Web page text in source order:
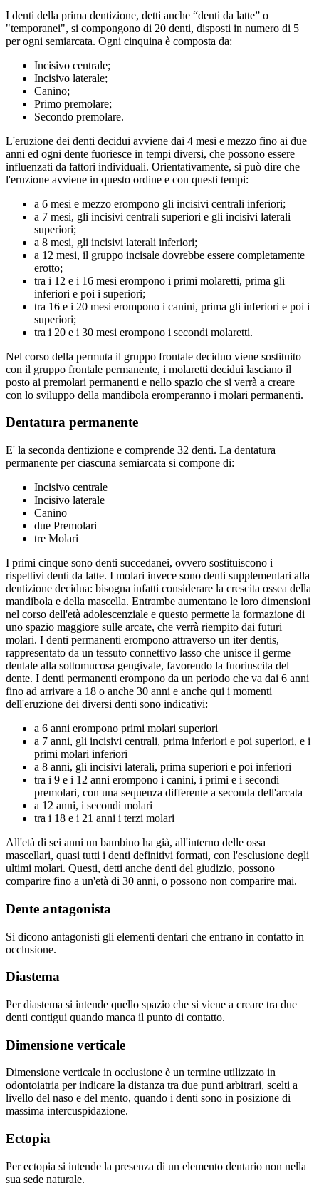
I denti della prima dentizione, detti anche “denti da latte” o
"temporanei", si compongono di 20 denti, disposti in numero di 5
per ogni semiarcata. Ogni cinquina è composta da:
Incisivo centrale;
Incisivo laterale;
Canino;
Primo premolare;
Secondo premolare.
L'eruzione dei denti decidui avviene dai 4 mesi e mezzo fino ai due
anni ed ogni dente fuoriesce in tempi diversi, che possono essere
influenzati da fattori individuali. Orientativamente, si può dire che
l'eruzione avviene in questo ordine e con questi tempi:
a 6 mesi e mezzo erompono gli incisivi centrali inferiori;
a 7 mesi, gli incisivi centrali superiori e gli incisivi laterali
superiori;
a 8 mesi, gli incisivi laterali inferiori;
a 12 mesi, il gruppo incisale dovrebbe essere completamente
erotto;
tra i 12 e i 16 mesi erompono i primi molaretti, prima gli
inferiori e poi i superiori;
tra 16 e i 20 mesi erompono i canini, prima gli inferiori e poi i
superiori;
tra i 20 e i 30 mesi erompono i secondi molaretti.
Nel corso della permuta il gruppo frontale deciduo viene sostituito
con il gruppo frontale permanente, i molaretti decidui lasciano il
posto ai premolari permanenti e nello spazio che si verrà a creare
con lo sviluppo della mandibola eromperanno i molari permanenti.
Dentatura permanente
E' la seconda dentizione e comprende 32 denti. La dentatura
permanente per ciascuna semiarcata si compone di:
Incisivo centrale
Incisivo laterale
Canino
due Premolari
tre Molari
I primi cinque sono denti succedanei, ovvero sostituiscono i
rispettivi denti da latte. I molari invece sono denti supplementari alla
dentizione decidua: bisogna infatti considerare la crescita ossea della
mandibola e della mascella. Entrambe aumentano le loro dimensioni
nel corso dell'età adolescenziale e questo permette la formazione di
uno spazio maggiore sulle arcate, che verrà riempito dai futuri
molari. I denti permanenti erompono attraverso un iter dentis,
rappresentato da un tessuto connettivo lasso che unisce il germe
dentale alla sottomucosa gengivale, favorendo la fuoriuscita del
dente. I denti permanenti erompono da un periodo che va dai 6 anni
fino ad arrivare a 18 o anche 30 anni e anche qui i momenti
dell'eruzione dei diversi denti sono indicativi:
a 6 anni erompono primi molari superiori
a 7 anni, gli incisivi centrali, prima inferiori e poi superiori, e i
primi molari inferiori
a 8 anni, gli incisivi laterali, prima superiori e poi inferiori
tra i 9 e i 12 anni erompono i canini, i primi e i secondi
premolari, con una sequenza differente a seconda dell'arcata
a 12 anni, i secondi molari
tra i 18 e i 21 anni i terzi molari
All'età di sei anni un bambino ha già, all'interno delle ossa
mascellari, quasi tutti i denti definitivi formati, con l'esclusione degli
ultimi molari. Questi, detti anche denti del giudizio, possono
comparire fino a un'età di 30 anni, o possono non comparire mai.
Dente antagonista
Si dicono antagonisti gli elementi dentari che entrano in contatto in
occlusione.
Diastema
Per diastema si intende quello spazio che si viene a creare tra due
denti contigui quando manca il punto di contatto.
Dimensione verticale
Dimensione verticale in occlusione è un termine utilizzato in
odontoiatria per indicare la distanza tra due punti arbitrari, scelti a
livello del naso e del mento, quando i denti sono in posizione di
massima intercuspidazione.
Ectopia
Per ectopia si intende la presenza di un elemento dentario non nella
sua sede naturale.